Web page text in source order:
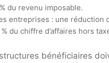
du revenu imposable.
entreprises : une réduction
du chiffre d’affaires hors
bénéficiaires